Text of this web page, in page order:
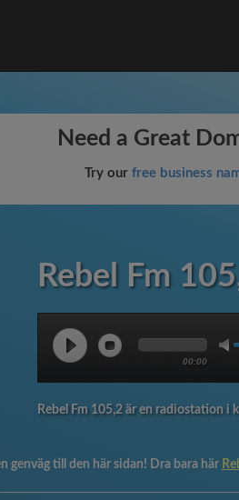
Need a Great
Try our free business
Rebel Fm
00:00
Rebel Fm 105,2 är en radiostation i
genväg till den här sidan! Dra bara här